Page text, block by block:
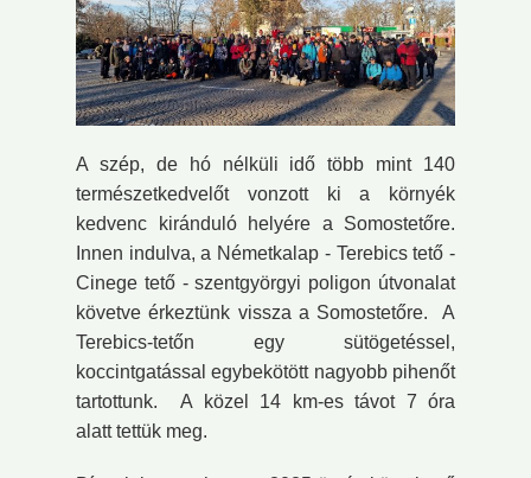
A szép, de hó nélküli idő több mint 140
természetkedvelőt vonzott ki a környék
kedvenc kiránduló helyére a Somostetőre.
Innen indulva, a Németkalap - Terebics tető -
Cinege tető - szentgyörgyi poligon útvonalat
követve érkeztünk vissza a Somostetőre. A
Terebics-tetőn egy sütögetéssel,
koccintgatással egybekötött nagyobb pihenőt
tartottunk. A közel 14 km-es távot 7 óra
alatt tettük meg.